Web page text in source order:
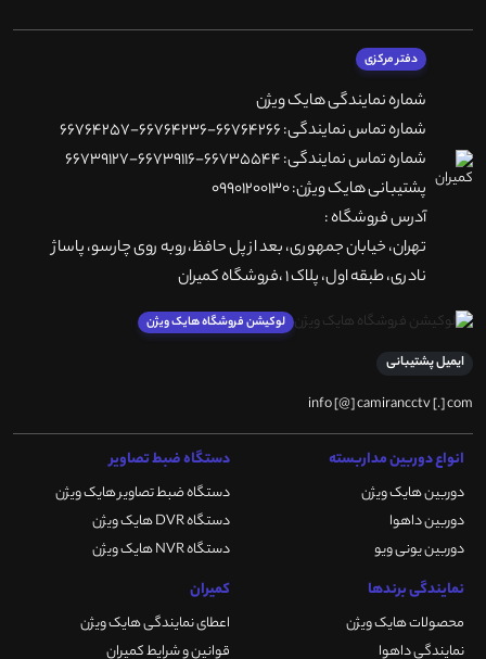
دفتر مرکزی
شماره نمایندگی هایک ویژن
شماره تماس نمایندگی: 66764266-66764236-66764257
شماره تماس نمایندگی: 66735544-66739116-66739127
پشتیبانی هایک ویژن: 09901200130
آدرس فروشگاه :
تهران، خيابان جمهوری، بعد از پل حافظ،روبه روی چارسو، پاساژ
نادری، طبقه اول، پلاک 1 ،فروشگاه کمیران
لوکیشن فروشگاه هایک ویژن
ایمیل پشتیبانی
info [@] camirancctv [.] com
انواع دوربین مداربسته
دوربین هایک ویژن
دوربین داهوا
دوربین یونی ویو
دستگاه ضبط تصاویر
دستگاه ضبط تصاویر هایک ویژن
دستگاه DVR هایک ویژن
دستگاه NVR هایک ویژن
نمایندگی برندها
محصولات هایک ویژن
نمایندگی داهوا
کمیران
اعطای نمایندگی هایک ویژن
قوانین و شرایط کمیران